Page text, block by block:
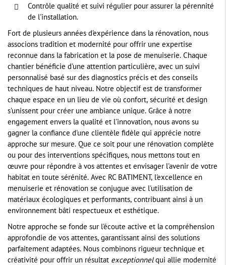
Contrôle qualité et suivi régulier pour assurer la pérennité
de l'installation.
Fort de plusieurs années d'expérience dans la rénovation, nous
associons tradition et modernité pour offrir une expertise
reconnue dans la fabrication et la pose de menuiserie. Chaque
chantier bénéficie d'une attention particulière, avec un suivi
personnalisé basé sur des diagnostics précis et des conseils
techniques de haut niveau. Notre objectif est de transformer
chaque espace en un lieu de vie où confort, sécurité et design
s'unissent pour créer une ambiance unique. Grâce à notre
engagement envers la qualité et l'innovation, nous avons su
gagner la confiance d'une clientèle fidèle qui apprécie notre
approche sur mesure. Que ce soit pour une rénovation complète
ou pour des interventions spécifiques, nous mettons tout en
œuvre pour répondre à vos attentes et envisager l'avenir de votre
habitat en toute sérénité. Avec RC BATIMENT, l'excellence en
menuiserie et rénovation se conjugue avec l'utilisation de
matériaux écologiques et performants, contribuant ainsi à un
environnement bâti respectueux et esthétique.
Notre approche se fonde sur l'écoute active et la compréhension
approfondie de vos attentes, garantissant ainsi des solutions
parfaitement adaptées. Nous combinons rigueur technique et
créativité pour offrir un résultat exceptionnelqui allie modernité